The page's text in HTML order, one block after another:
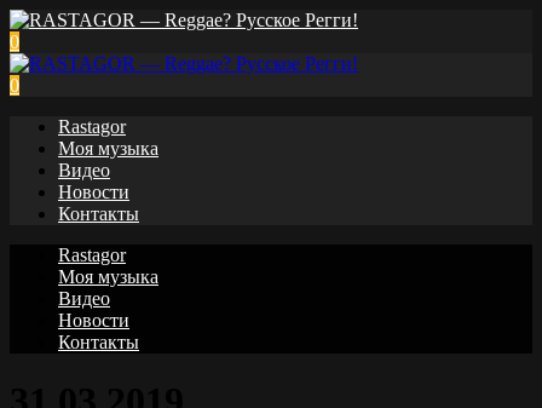
0
0
Rastagor
Моя музыка
Видео
Новости
Контакты
Rastagor
Моя музыка
Видео
Новости
Контакты